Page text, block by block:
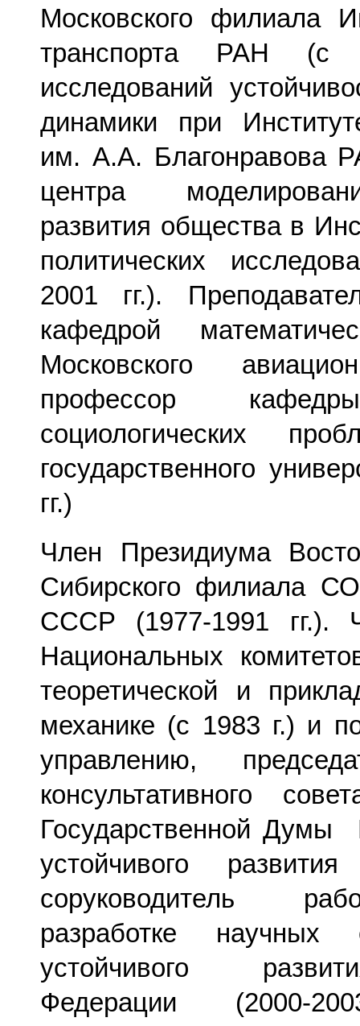
Московского филиала
транспорта РАН
исследований
динамики при
им. А.А. Благонравова
центра
развития общества в
политических
2001 гг.).
кафедрой
Московского
профессор
социологических
государственного
гг.)
Член Президиума
Сибирского филиала
СССР (1977-1991 гг.).
Национальных
теоретической и
механике (с 1983 г.) и
управлению,
консультативного
Государственной
устойчивого
соруководитель
разработке научных
устойчивого
Федерации (2000-